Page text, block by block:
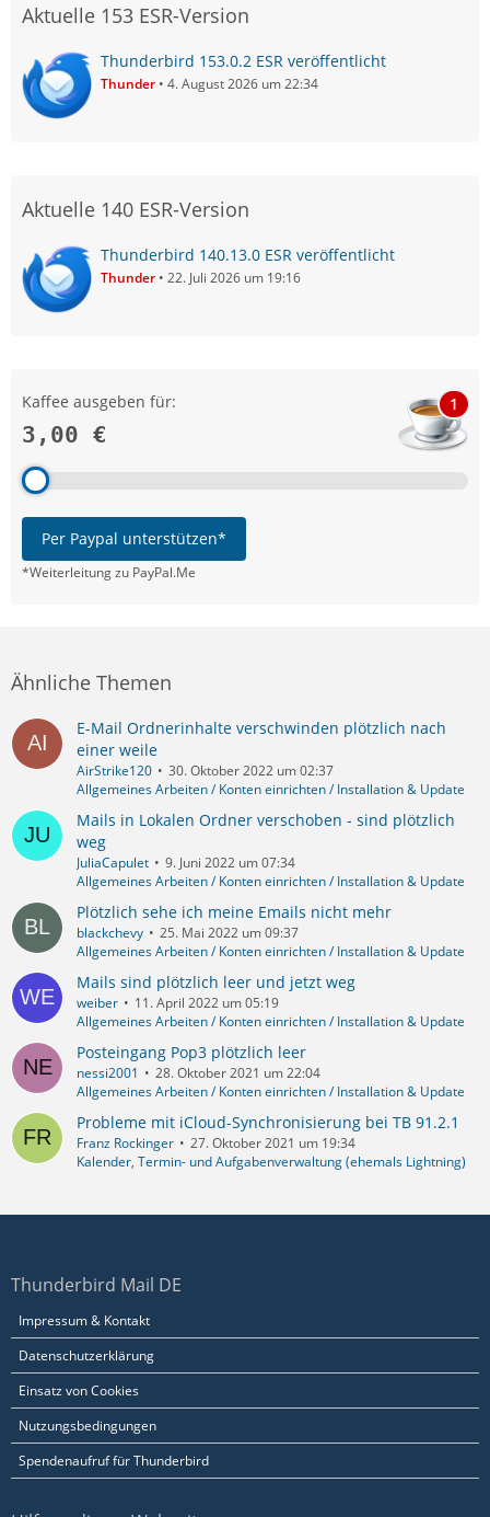
Aktuelle 153 ESR-Version
Thunderbird 153.0.2 ESR veröffentlicht
Thunder 4. August 2026 um 22:34
Aktuelle 140 ESR-Version
Thunderbird 140.13.0 ESR veröffentlicht
Thunder 22. Juli 2026 um 19:16
Kaffee ausgeben für:
3,00 €
1
Per Paypal unterstützen*
*Weiterleitung zu PayPal.Me
Ähnliche Themen
E-Mail Ordnerinhalte verschwinden plötzlich nach
einer weile
AirStrike120
30. Oktober 2022 um 02:37
Allgemeines Arbeiten / Konten einrichten / Installation & Update
Mails in Lokalen Ordner verschoben - sind plötzlich
weg
JuliaCapulet
9. Juni 2022 um 07:34
Allgemeines Arbeiten / Konten einrichten / Installation & Update
Plötzlich sehe ich meine Emails nicht mehr
blackchevy
25. Mai 2022 um 09:37
Allgemeines Arbeiten / Konten einrichten / Installation & Update
Mails sind plötzlich leer und jetzt weg
weiber
11. April 2022 um 05:19
Allgemeines Arbeiten / Konten einrichten / Installation & Update
Posteingang Pop3 plötzlich leer
nessi2001
28. Oktober 2021 um 22:04
Allgemeines Arbeiten / Konten einrichten / Installation & Update
Probleme mit iCloud-Synchronisierung bei TB 91.2.1
Franz Rockinger
27. Oktober 2021 um 19:34
Kalender, Termin- und Aufgabenverwaltung (ehemals Lightning)
Thunderbird Mail DE
Impressum & Kontakt
Datenschutzerklärung
Einsatz von Cookies
Nutzungsbedingungen
Spendenaufruf für Thunderbird